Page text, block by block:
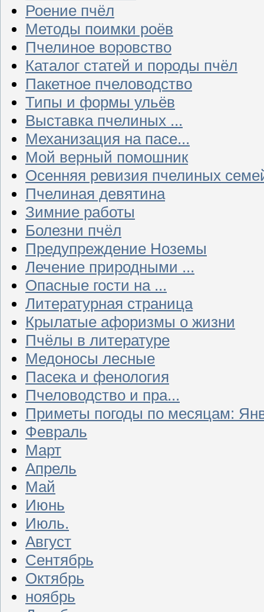
Роение пчёл
Методы поимки роёв
Пчелиное воровство
Каталог статей и породы пчёл
Пакетное пчеловодство
Типы и формы ульёв
Выставка пчелиных ...
Механизация на пасе...
Мой верный помошник
Осенняя ревизия пчелиных
Пчелиная девятина
Зимние работы
Болезни пчёл
Предупреждение Ноземы
Лечение природными ...
Опасные гости на ...
Литературная страница
Крылатые афоризмы о жизни
Пчёлы в литературе
Медоносы лесные
Пасека и фенология
Пчеловодство и пра...
Приметы погоды по месяцам:
Февраль
Март
Апрель
Май
Июнь
Июль.
Август
Сентябрь
Октябрь
ноябрь